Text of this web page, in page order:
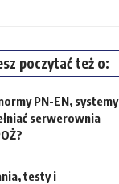
poczytać też o:
PN-EN, systemy
serwerownia
testy i